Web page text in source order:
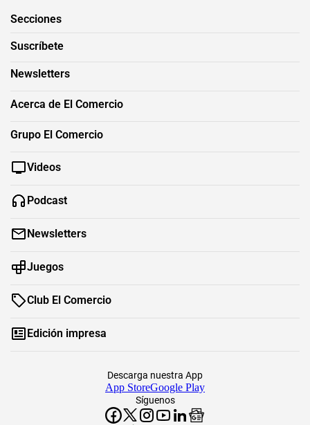
Secciones
Suscríbete
Newsletters
Acerca de El Comercio
Grupo El Comercio
Videos
Podcast
Newsletters
Juegos
Club El Comercio
Edición impresa
Síguenos
Descarga nuestra App
App StoreGoogle Play